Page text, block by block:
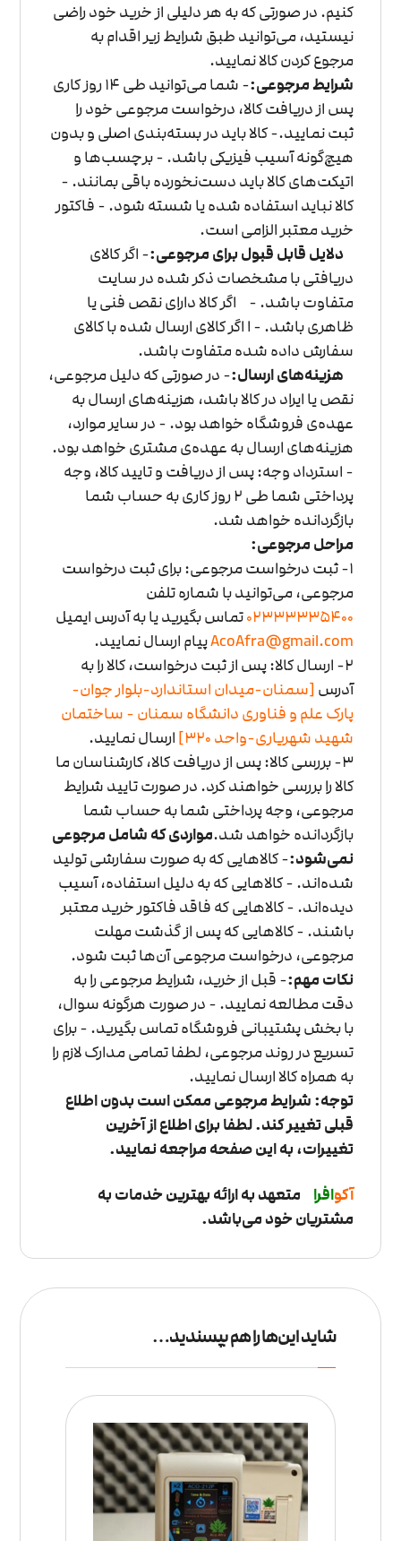
کنیم. در صورتی که به هر دلیلی از خرید خود راضی
نیستید، می‌توانید طبق شرایط زیر اقدام به
مرجوع کردن کالا نمایید.
شرایط مرجوعی:
- شما می‌توانید طی 14 روز کاری
پس از دریافت کالا، درخواست مرجوعی خود را
ثبت نمایید.- کالا باید در بسته‌بندی اصلی و بدون
هیچ‌گونه آسیب فیزیکی باشد. - برچسب‌ها و
اتیکت‌های کالا باید دست‌نخورده باقی بمانند. -
کالا نباید استفاده شده یا شسته شود. - فاکتور
خرید معتبر الزامی است.
دلایل قابل قبول برای مرجوعی:- اگر کالای
دریافتی با مشخصات ذکر شده در سایت
متفاوت باشد. - اگر کالا دارای نقص فنی یا
ظاهری باشد. - ا اگر کالای ارسال شده با کالای
سفارش داده شده متفاوت باشد.
هزینه‌های ارسال:- در صورتی که دلیل مرجوعی،
نقص یا ایراد در کالا باشد، هزینه‌های ارسال به
عهده‌ی فروشگاه خواهد بود. - در سایر موارد،
هزینه‌های ارسال به عهده‌ی مشتری خواهد بود.
- استرداد وجه: پس از دریافت و تایید کالا، وجه
پرداختی شما طی 2 روز کاری به حساب شما
بازگردانده خواهد شد.
مراحل مرجوعی:
1- ثبت درخواست مرجوعی: برای ثبت درخواست
مرجوعی، می‌توانید با شماره تلفن
02333335400تماس بگیرید یا به آدرس ایمیل
AcoAfra@gmail.comپیام ارسال نمایید.
2- ارسال کالا: پس از ثبت درخواست، کالا را به
آدرس [سمنان-میدان استاندارد-بلوار جوان-
پارک علم و فناوری دانشگاه سمنان - ساختمان
شهید شهریاری-واحد 320] ارسال نمایید.
3- بررسی کالا: پس از دریافت کالا، کارشناسان ما
کالا را بررسی خواهند کرد. در صورت تایید شرایط
مرجوعی، وجه پرداختی شما به حساب شما
بازگردانده خواهد شد.مواردی که شامل مرجوعی
نمی‌شود:- کالاهایی که به صورت سفارشی تولید
شده‌اند. - کالاهایی که به دلیل استفاده، آسیب
دیده‌اند. - کالاهایی که فاقد فاکتور خرید معتبر
باشند. - کالاهایی که پس از گذشت مهلت
مرجوعی، درخواست مرجوعی آن‌ها ثبت شود.
نکات مهم:- قبل از خرید، شرایط مرجوعی را به
دقت مطالعه نمایید. - در صورت هرگونه سوال،
با بخش پشتیبانی فروشگاه تماس بگیرید. - برای
تسریع در روند مرجوعی، لطفا تمامی مدارک لازم را
به همراه کالا ارسال نمایید.
توجه: شرایط مرجوعی ممکن است بدون اطلاع
قبلی تغییر کند. لطفا برای اطلاع از آخرین
تغییرات، به این صفحه مراجعه نمایید.
آکوافرا متعهد به ارائه بهترین خدمات به
مشتریان خود می‌باشد.
شاید این‌ها را هم بپسندید…